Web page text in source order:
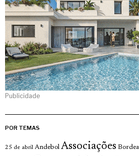
Publicidade
POR TEMAS
25 de abril Andebol Associações